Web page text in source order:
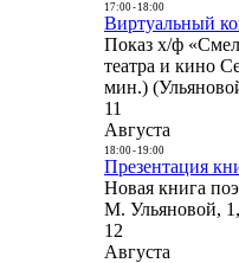
17:00- 18:00
Виртуальный
Показ х/ф
театра и кино
мин.)
11
Августа
18:00- 19:00
Презентация
Новая книга
М. Ульяновой,
12
Августа